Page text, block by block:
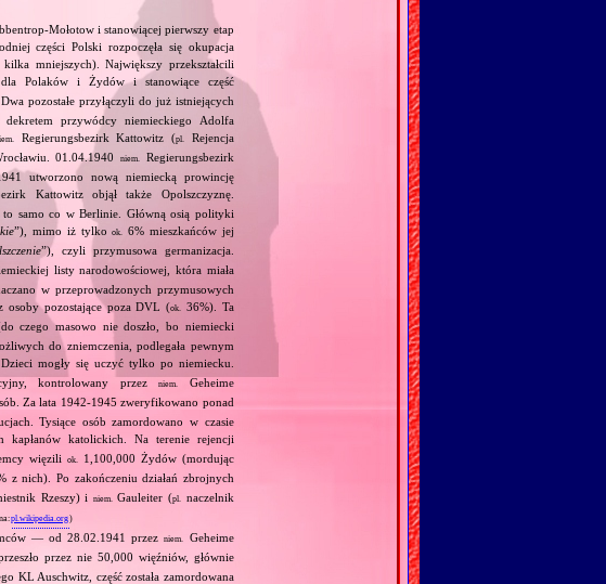
i stanowiącej pierwszy etap
części Polski rozpoczęła się okupacja
mniejszych). Największy przekształcili
dla Polaków i Żydów i stanowiące część
pozostałe przyłączyli do już istniejących
przywódcy niemieckiego Adolfa
Regierungsbezirk Kattowitz (pl.
Rejencja
01.04.1940 niem.
Regierungsbezirk
utworzono nową niemiecką prowincję
Kattowitz objął także Opolszczyznę.
samo co w Berlinie. Główną osią polityki
”), mimo iż tylkook.
6% mieszkańców jej
”), czyli przymusowa germanizacja.
listy narodowościowej, która miała
w przeprowadzonych przymusowych
osoby pozostające poza DVL (ok.
36%). Ta
czego masowo nie doszło, bo niemiecki
do zniemczenia, podlegała pewnym
mogły się uczyć tylko po niemiecku.
kontrolowany przezniem.
Geheime
Za lata 1942‐1945 zweryfikowano ponad
Tysiące osób zamordowano w czasie
kapłanów katolickich. Na terenie rejencji
więzili
ok. 1,100,000 Żydów (mordując
z nich). Po zakończeniu działań zbrojnych
Rzeszy) i niem. Gauleiter (pl.
naczelnik
pl.wikipedia.org)
— od 28.02.1941 przezniem.
Geheime
przez nie 50,000 więźniów, głównie
KL Auschwitz, część została zamordowana